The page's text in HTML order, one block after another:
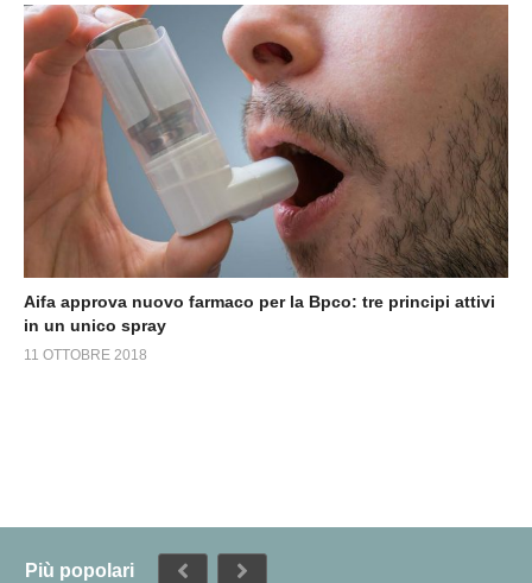
Aifa approva nuovo farmaco per la Bpco: tre principi attivi
in un unico spray
11 OTTOBRE 2018
Più popolari